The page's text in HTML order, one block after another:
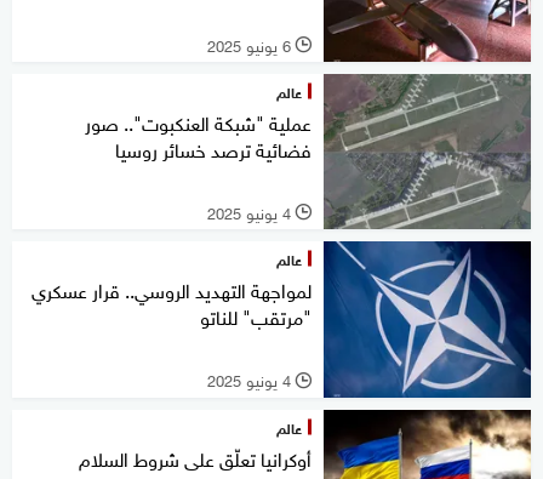
l 6 يونيو 2025
عالم
عملية "شبكة العنكبوت".. صور
فضائية ترصد خسائر روسيا
l 4 يونيو 2025
عالم
لمواجهة التهديد الروسي.. قرار عسكري
"مرتقب" للناتو
l 4 يونيو 2025
عالم
أوكرانيا تعلّق على شروط السلام